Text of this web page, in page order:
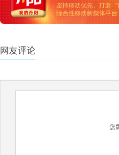
网友评论
您